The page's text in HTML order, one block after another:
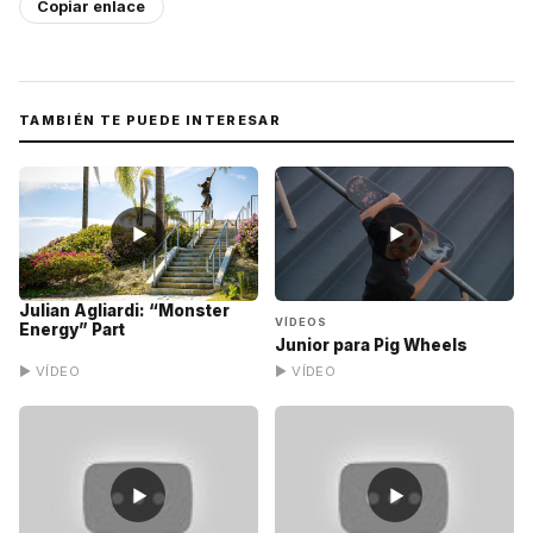
Copiar enlace
TAMBIÉN TE PUEDE INTERESAR
▶
Julian Agliardi: “Monster
Energy” Part
▶ VÍDEO
▶
VÍDEOS
Junior para Pig Wheels
▶ VÍDEO
▶ ▶